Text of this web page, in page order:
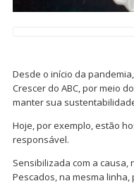
Desde o início da
Crescer do ABC, por meio
manter sua
Hoje, por exemplo, estão
responsável.
Sensibilizada com a causa,
Pescados, na mesma